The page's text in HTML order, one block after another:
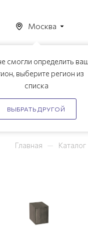
Москва
смогли определить ваш
выберите регион из
списка
ВЫБРАТЬ ДРУГОЙ
Акции
Главная — Каталог